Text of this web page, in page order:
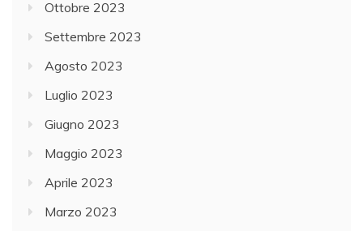
Ottobre 2023
Settembre 2023
Agosto 2023
Luglio 2023
Giugno 2023
Maggio 2023
Aprile 2023
Marzo 2023